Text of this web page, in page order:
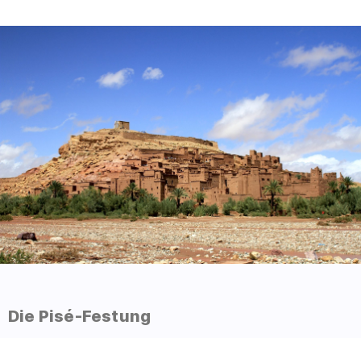
Die Pisé-Festung